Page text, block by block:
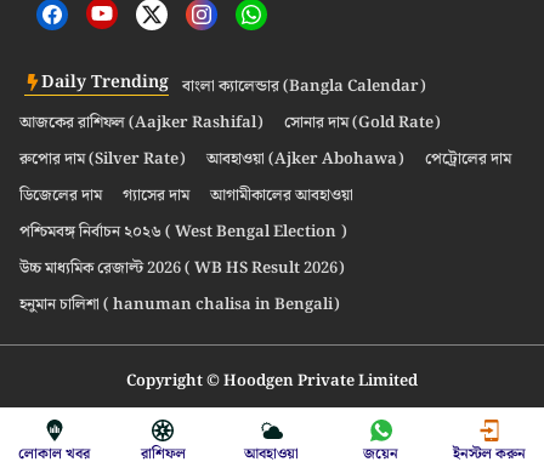
Daily Trending বাংলা ক্যালেন্ডার (Bangla Calendar)
আজকের রাশিফল (Aajker Rashifal)
সোনার দাম (Gold Rate)
রুপোর দাম (Silver Rate)
আবহাওয়া (Ajker Abohawa)
পেট্রোলের দাম
ডিজেলের দাম
গ্যাসের দাম
আগামীকালের আবহাওয়া
পশ্চিমবঙ্গ নির্বাচন ২০২৬ ( West Bengal Election )
উচ্চ মাধ্যমিক রেজাল্ট 2026 ( WB HS Result 2026)
হনুমান চালিশা ( hanuman chalisa in Bengali)
Copyright © Hoodgen Private Limited
লোকাল খবর রাশিফল আবহাওয়া জয়েন ইনস্টল করুন